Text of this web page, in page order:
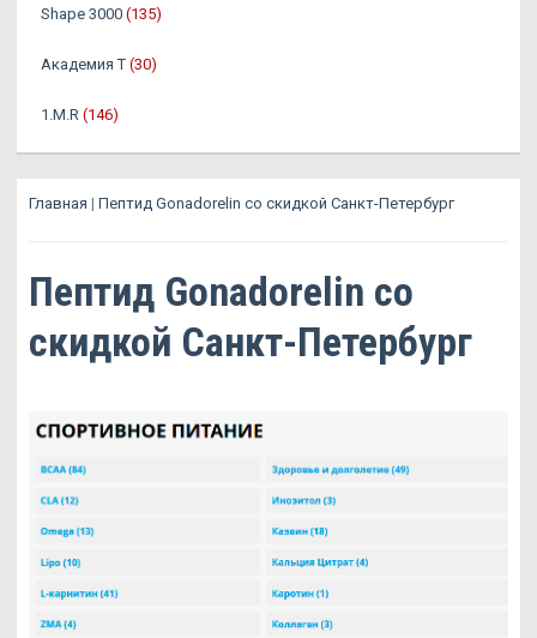
Shape 3000 (135)
Академия Т (30)
1.M.R (146)
Главная | Пептид Gonadorelin со скидкой Санкт-Петербург
Пептид Gonadorelin со
скидкой Санкт-Петербург